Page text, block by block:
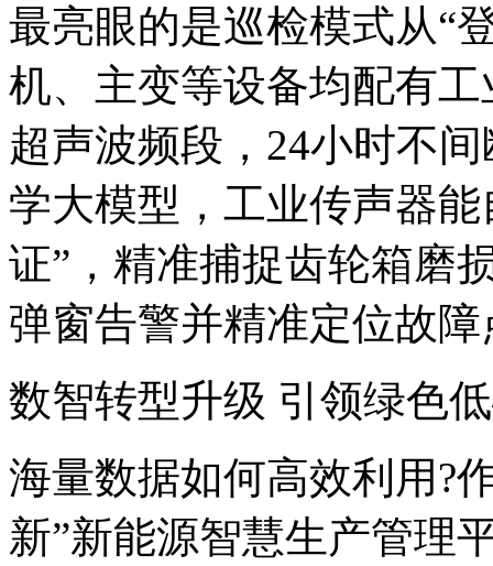
最亮眼的是巡检模式从“
机、主变等设备均配有
超声波频段，24小时不
学大模型，工业传声器
证”，精准捕捉齿轮箱磨
弹窗告警并精准定位故障
数智转型升级 引领绿色
海量数据如何高效利用?
新”新能源智慧生产管理